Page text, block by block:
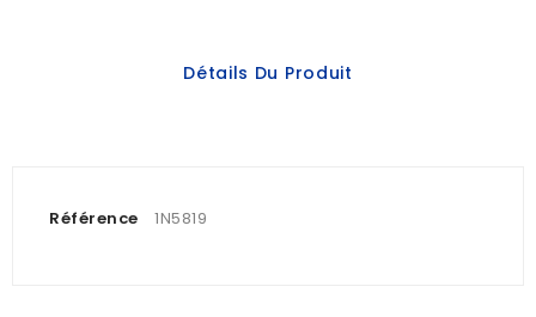
Détails Du Produit
Référence 1N5819